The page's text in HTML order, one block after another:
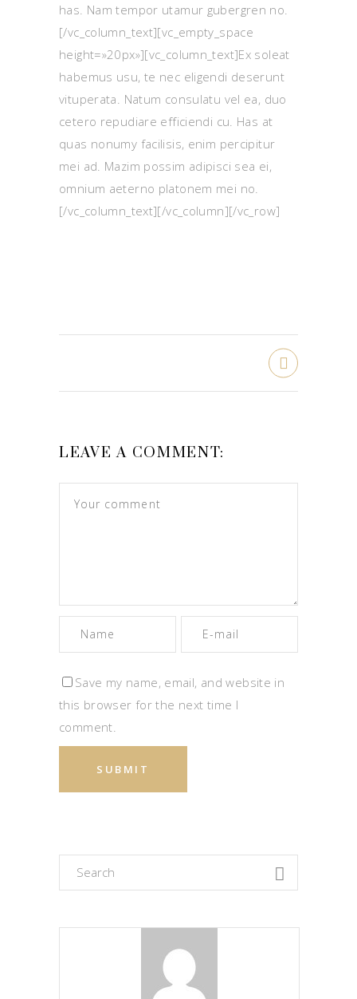
has. Nam tempor utamur gubergren no.
[/vc_column_text][vc_empty_space
height=»20px»][vc_column_text]Ex soleat
habemus usu, te nec eligendi deserunt
vituperata. Natum consulatu vel ea, duo
cetero repudiare efficiendi cu. Has at
quas nonumy facilisis, enim percipitur
mei ad. Mazim possim adipisci sea ei,
omnium aeterno platonem mei no.
[/vc_column_text][/vc_column][/vc_row]
LEAVE A COMMENT:
Save my name, email, and website in
this browser for the next time I
comment.